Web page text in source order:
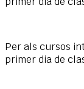
Per als cursos
primer dia de